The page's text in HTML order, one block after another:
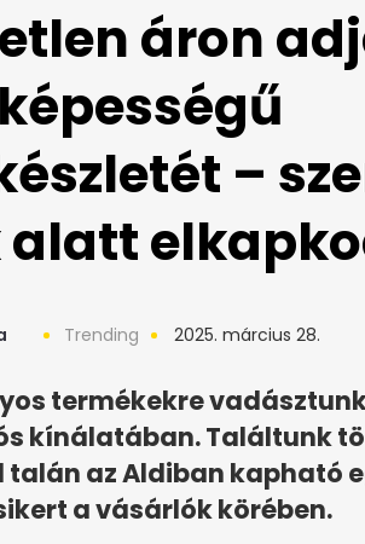
áron
–
alatt
Trending 2025. március 28.
termékekre
kínálatában. Találtunk
talán az Aldiban kapható
a vásárlók körében.